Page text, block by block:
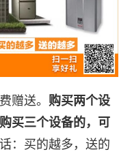
赠送。 购买两个设
买三个设备的，可
：买的越多，送的